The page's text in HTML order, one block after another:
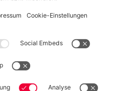
WIDERRUF